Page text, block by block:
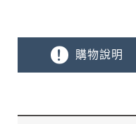
購物說明